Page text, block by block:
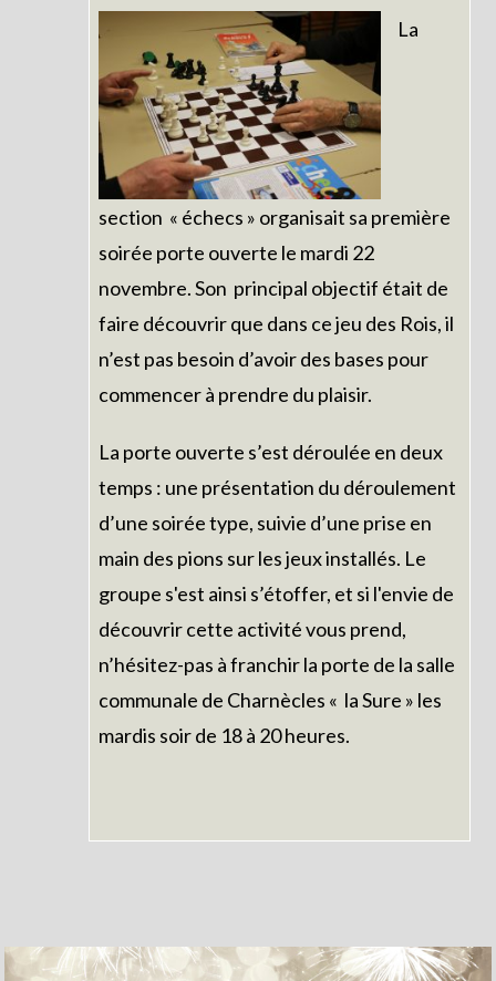
La
section « échecs » organisait sa première
soirée porte ouverte le mardi 22
novembre. Son principal objectif était de
faire découvrir que dans ce jeu des Rois, il
n’est pas besoin d’avoir des bases pour
commencer à prendre du plaisir.
La porte ouverte s’est déroulée en deux
temps : une présentation du déroulement
d’une soirée type, suivie d’une prise en
main des pions sur les jeux installés. Le
groupe s'est ainsi s’étoffer, et si l'envie de
découvrir cette activité vous prend,
n’hésitez-pas à franchir la porte de la salle
communale de Charnècles « la Sure » les
mardis soir de 18 à 20 heures.